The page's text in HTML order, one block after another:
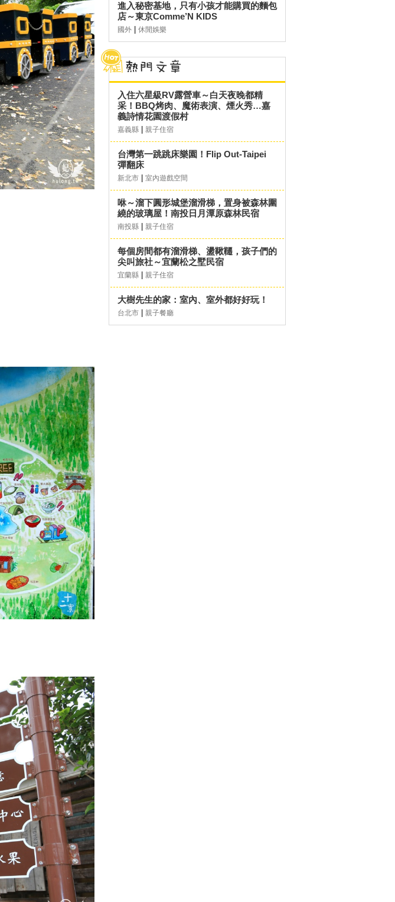
進入秘密基地，只有小孩才能購買的麵包
店～東京Comme’N KIDS
國外 休閒娛樂
入住六星級RV露營車～白天夜晚都精
采！BBQ烤肉、魔術表演、煙火秀…嘉
義詩情花園渡假村
嘉義縣 親子住宿
台灣第一跳跳床樂園！Flip Out-Taipei
彈翻床
新北市 室內遊戲空間
咻～溜下圓形城堡溜滑梯，置身被森林圍
繞的玻璃屋！南投日月潭原森林民宿
南投縣 親子住宿
每個房間都有溜滑梯、盪鞦韆，孩子們的
尖叫旅社～宜蘭松之墅民宿
宜蘭縣 親子住宿
大樹先生的家：室內、室外都好好玩！
台北市 親子餐廳